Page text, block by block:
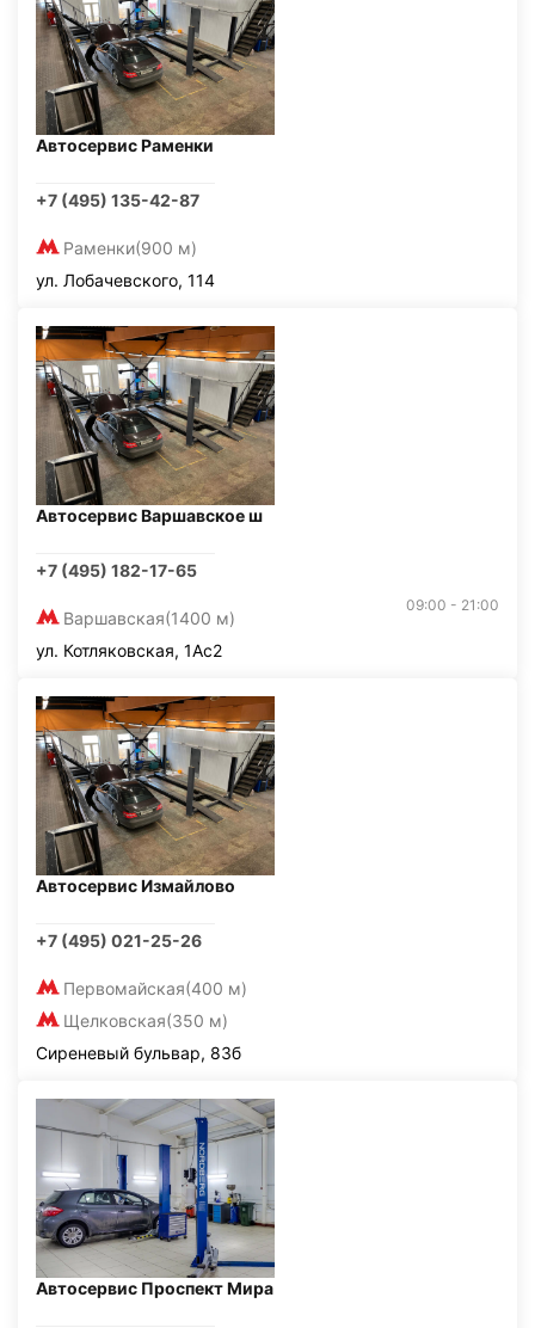
Автосервис Раменки
+7 (495) 135-42-87
Раменки(900 м)
ул. Лобачевского, 114
Автосервис Варшавское ш
+7 (495) 182-17-65
Варшавская(1400 м)
09:00 - 21:00
ул. Котляковская, 1Ас2
Автосервис Измайлово
+7 (495) 021-25-26
Первомайская(400 м)
Щелковская(350 м)
Сиреневый бульвар, 83б
Автосервис Проспект Мира